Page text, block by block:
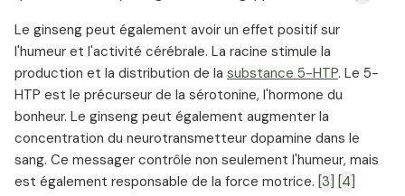
Le ginseng peut également avoir un effet positif sur
l'humeur et l'activité cérébrale. La racine stimule la
production et la distribution de la substance 5-HTP. Le 5-
HTP est le précurseur de la sérotonine, l'hormone du
bonheur. Le ginseng peut également augmenter la
concentration du neurotransmetteur dopamine dans le
sang. Ce messager contrôle non seulement l'humeur, mais
est également responsable de la force motrice. [3]
[4]